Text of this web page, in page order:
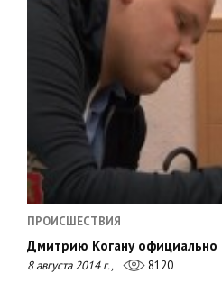
ПРОИСШЕСТВИЯ
Дмитрию Когану официально
8 августа 2014 г., 8120